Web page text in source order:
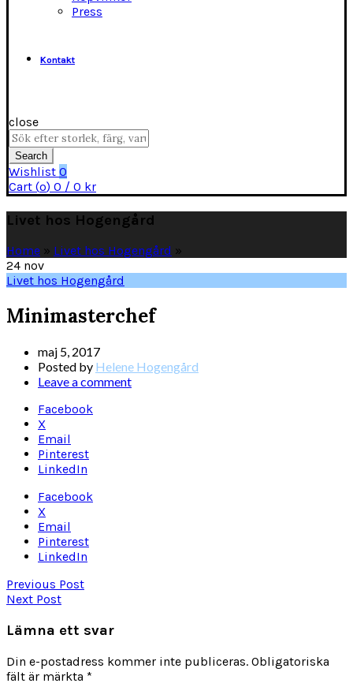
Press
Kontakt
close
Search
for:
Search
Wishlist 0
Cart (o) 0 / 0 kr
Livet hos Hogengård
Home » Livet hos Hogengård »
24 nov
Livet hos Hogengård
Minimasterchef
maj 5, 2017
Posted by Helene Hogengård
Leave a comment
Facebook
X
Email
Pinterest
LinkedIn
Facebook
X
Email
Pinterest
LinkedIn
Previous Post
Next Post
Lämna ett svar
Din e-postadress kommer inte publiceras. Obligatoriska
fält är märkta *